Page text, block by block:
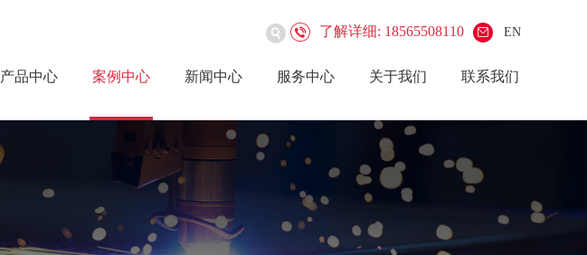
EN
了解详细: 18565508110
产品中心 案例中心 新闻中心 服务中心 关于我们 联系我们